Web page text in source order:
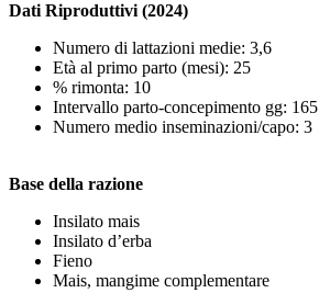
Dati Riproduttivi (2024)
Numero di lattazioni medie: 3,6
Età al primo parto (mesi): 25
% rimonta: 10
Intervallo parto-concepimento gg: 165
Numero medio inseminazioni/capo: 3
Base della razione
Insilato mais
Insilato d’erba
Fieno
Mais, mangime complementare